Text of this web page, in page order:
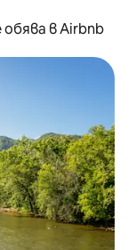
в Airbnb